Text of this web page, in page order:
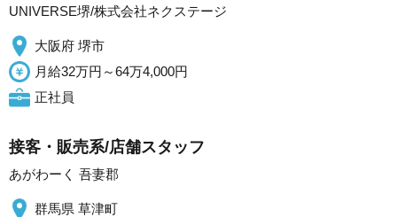
UNIVERSE堺/株式会社ネクステージ
大阪府 堺市
月給32万円～64万4,000円
正社員
接客・販売系/店舗スタッフ
あがわーく 吾妻郡
群馬県 草津町